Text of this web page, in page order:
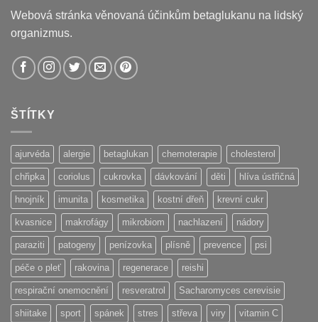
Webová stránka věnovaná účinkům betaglukanu na lidský
organizmus.
ŠTÍTKY
ajurvéda alergie betaglukan chemoterapie cholesterol
chřipka coriolus cukrovka dávkování děti hlíva ústřičná
hnojník imunita kosmetika kostní dřeň krevní cukr
kvasnice makrofágy mikrobiom nachlazení nádory
paraziti patogeny penízovka plísně prevence psi
péče o pleť rakovina regenerace reishi
respirační onemocnění resveratrol Sacharomyces cerevisie
shiitake sport spánek stres střeva viry vitamin C